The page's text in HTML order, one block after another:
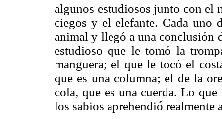
algunos estudiosos junto con el
ciegos y el elefante. Cada uno
animal y llegó a una conclusión
estudioso que le tomó la
manguera; el que le tocó el
que es una columna; el de la
cola, que es una cuerda. Lo
los sabios aprehendió realmente